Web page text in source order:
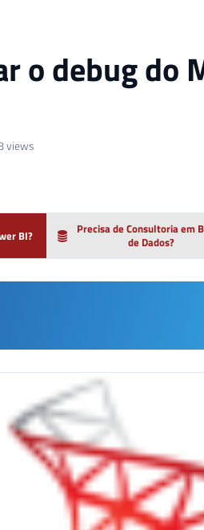
o debug do
views
BI?
Precisa de Consultoria em
de Dados?